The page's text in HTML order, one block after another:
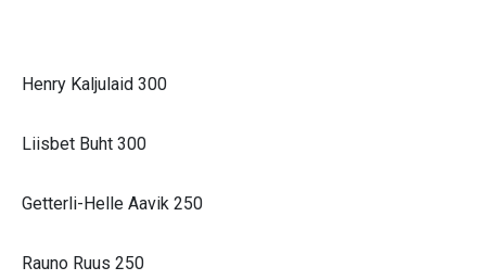
Henry Kaljulaid 300
Liisbet Buht 300
Getterli-Helle Aavik 250
Rauno Ruus 250